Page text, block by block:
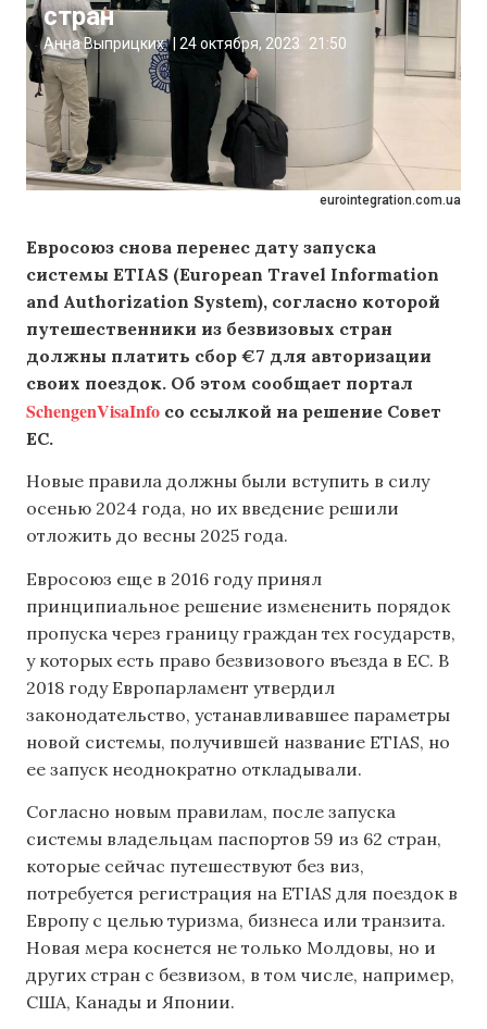
eurointegration.com.ua
стран
Анна Выприцких 24 октября, 2023 21:50
Евросоюз снова перенес дату запуска
системы ETIAS (European Travel Information
and Authorization System), согласно которой
путешественники из безвизовых стран
должны платить сбор €7 для авторизации
своих поездок. Об этом сообщает портал
SchengenVisaInfo со ссылкой на решение Совет
ЕС.
Новые правила должны были вступить в силу
осенью 2024 года, но их введение решили
отложить до весны 2025 года.
Евросоюз еще в 2016 году принял
принципиальное решение измененить порядок
пропуска через границу граждан тех государств,
у которых есть право безвизового въезда в ЕС. В
2018 году Европарламент утвердил
законодательство, устанавливавшее параметры
новой системы, получившей название ETIAS, но
ее запуск неоднократно откладывали.
Согласно новым правилам, после запуска
системы владельцам паспортов 59 из 62 стран,
которые сейчас путешествуют без виз,
потребуется регистрация на ETIAS для поездок в
Европу с целью туризма, бизнеса или транзита.
Новая мера коснется не только Молдовы, но и
других стран с безвизом, в том числе, например,
США, Канады и Японии.